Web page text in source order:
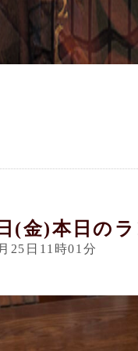
(金)本日の
25日11時01分